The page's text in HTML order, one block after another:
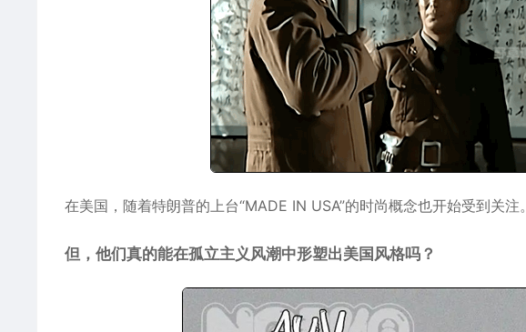
在美国 ，随着特朗普的上台“MADE IN USA”的时尚概念也开始受到关注。
但，他们真的能在孤立主义风潮中形塑出美国风格吗？